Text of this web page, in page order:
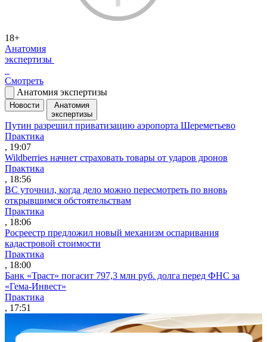
18+
Анатомия
экспертизы
Смотреть
Анатомия экспертизы
Новости
Анатомия
экспертизы
Путин разрешил приватизацию аэропорта Шереметьево
Практика
, 19:07
Wildberries начнет страховать товары от ударов дронов
Практика
, 18:56
ВС уточнил, когда дело можно пересмотреть по вновь
открывшимся обстоятельствам
Практика
, 18:06
Росреестр предложил новый механизм оспаривания
кадастровой стоимости
Практика
, 18:00
Банк «Траст» погасит 797,3 млн руб. долга перед ФНС за
«Гема-Инвест»
Практика
, 17:51